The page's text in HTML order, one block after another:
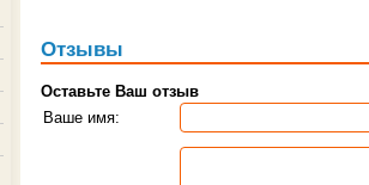
Отзывы
Оставьте Ваш отзыв
Ваше имя: